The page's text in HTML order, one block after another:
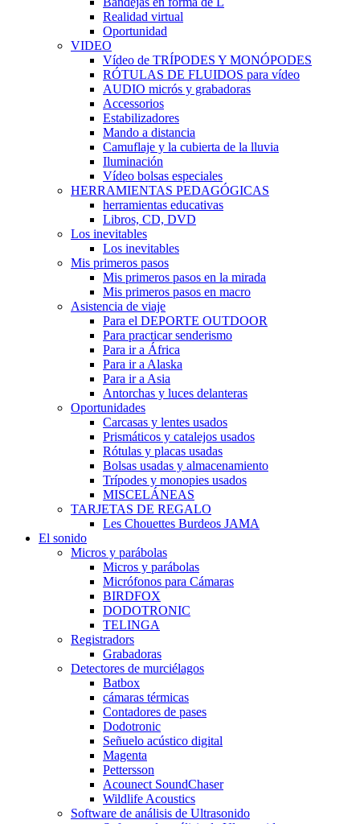
Realidad virtual
Oportunidad
VIDEO
Vídeo de TRÍPODES Y MONÓPODES
RÓTULAS DE FLUIDOS para vídeo
AUDIO micrós y grabadoras
Accessorios
Estabilizadores
Mando a distancia
Camuflaje y la cubierta de la lluvia
Iluminación
Vídeo bolsas especiales
HERRAMIENTAS PEDAGÓGICAS
herramientas educativas
Libros, CD, DVD
Los inevitables
Los inevitables
Mis primeros pasos
Mis primeros pasos en la mirada
Mis primeros pasos en macro
Asistencia de viaje
Para el DEPORTE OUTDOOR
Para practicar senderismo
Para ir a África
Para ir a Alaska
Para ir a Asia
Antorchas y luces delanteras
Oportunidades
Carcasas y lentes usados
Prismáticos y catalejos usados
Rótulas y placas usadas
Bolsas usadas y almacenamiento
Trípodes y monopies usados
MISCELÁNEAS
TARJETAS DE REGALO
Les Chouettes Burdeos JAMA
El sonido
Micros y parábolas
Micros y parábolas
Micrófonos para Cámaras
BIRDFOX
DODOTRONIC
TELINGA
Registradors
Grabadoras
Detectores de murciélagos
Batbox
cámaras térmicas
Contadores de pases
Dodotronic
Señuelo acústico digital
Magenta
Pettersson
Acounect SoundChaser
Wildlife Acoustics
Software de análisis de Ultrasonido